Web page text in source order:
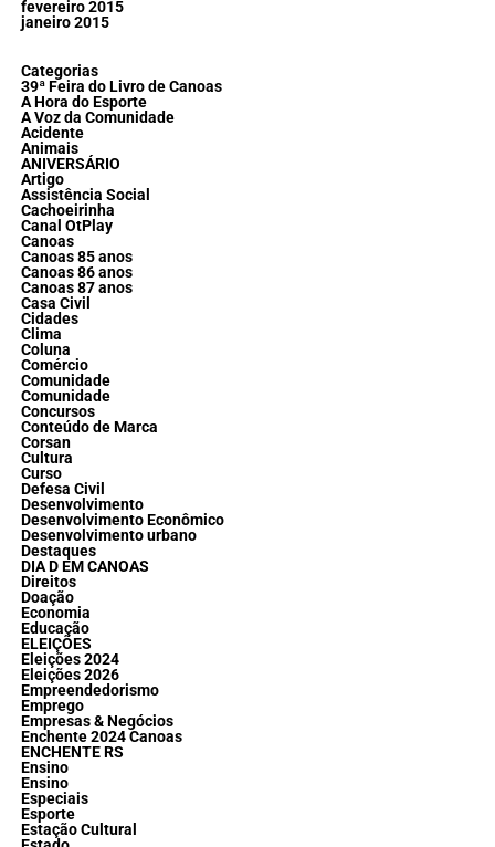
fevereiro 2015
janeiro 2015
Categorias
39ª Feira do Livro de Canoas
A Hora do Esporte
A Voz da Comunidade
Acidente
Animais
ANIVERSÁRIO
Artigo
Assistência Social
Cachoeirinha
Canal OtPlay
Canoas
Canoas 85 anos
Canoas 86 anos
Canoas 87 anos
Casa Civil
Cidades
Clima
Coluna
Comércio
Comunidade
Comunidade
Concursos
Conteúdo de Marca
Corsan
Cultura
Curso
Defesa Civil
Desenvolvimento
Desenvolvimento Econômico
Desenvolvimento urbano
Destaques
DIA D EM CANOAS
Direitos
Doação
Economia
Educação
ELEIÇÕES
Eleições 2024
Eleições 2026
Empreendedorismo
Emprego
Empresas & Negócios
Enchente 2024 Canoas
ENCHENTE RS
Ensino
Ensino
Especiais
Esporte
Estação Cultural